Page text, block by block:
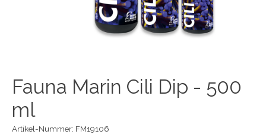
Fauna Marin Cili Dip - 500
ml
Artikel-Nummer: FM19106